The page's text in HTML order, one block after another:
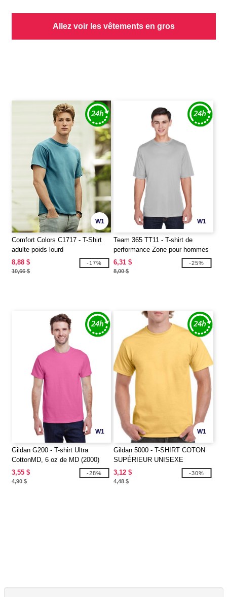
Allez voir les vêtements en gros
W1
Comfort Colors C1717 - T-Shirt
adulte poids lourd
8,88 $
10,66 $
-17%
W1
Team 365 TT11 - T-shirt de
performance Zone pour hommes
6,31 $
8,00 $
-25%
W1
Gildan G200 - T-shirt Ultra
CottonMD, 6 oz de MD (2000)
3,55 $
4,90 $
-28%
W1
Gildan 5000 - T-SHIRT COTON
SUPÉRIEUR UNISEXE
3,12 $
4,48 $
-30%